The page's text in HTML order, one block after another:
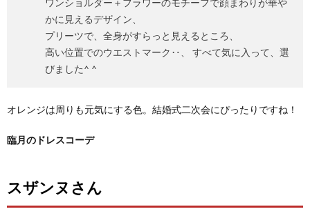
かに見えるデザイン、
プリーツで、全身がすらっと見えるところ、
高い位置でのウエストマーク‥、 すべて気に入って、選
びました^ ^
オレンジは周りも元気にする色。結婚式二次会にぴったりですね！
臨月のドレスコーデ
スザンヌさん